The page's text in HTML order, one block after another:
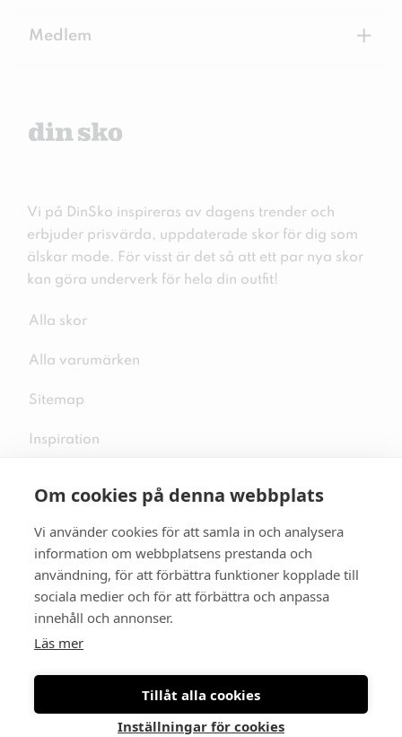
Om cookies på denna webbplats
Vi använder cookies för att samla in och analysera
information om webbplatsens prestanda och
användning, för att förbättra funktioner kopplade till
sociala medier och för att förbättra och anpassa
innehåll och annonser.
Läs mer
Tillåt alla cookies
Inställningar för cookies
Medlem +
Vi på DinSko inspireras av dagens trender och
erbjuder prisvärda, uppdaterade skor för dig som
älskar mode. För visst är det så att ett par nya skor
kan göra underverk för hela din outfit!
Alla skor
Alla varumärken
Sitemap
Inspiration
Följ oss på sociala medier
Se mer skor: skopunkten.se